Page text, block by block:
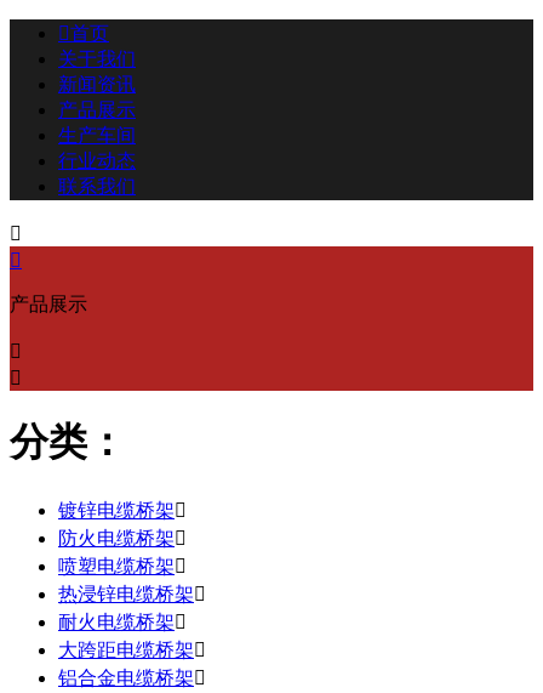
首页
关于我们
新闻资讯
产品展示
生产车间
行业动态
联系我们


产品展示


分类：
镀锌电缆桥架
防火电缆桥架
喷塑电缆桥架
热浸锌电缆桥架
耐火电缆桥架
大跨距电缆桥架
铝合金电缆桥架